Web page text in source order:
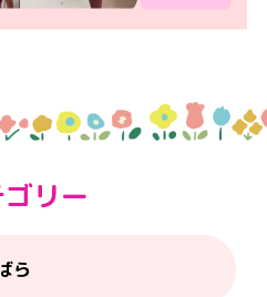
リー
ら